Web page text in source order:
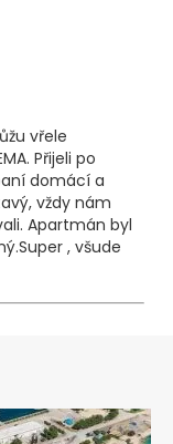
vřele
Přijeli po
domácí a
vždy nám
Apartmán byl
, všude